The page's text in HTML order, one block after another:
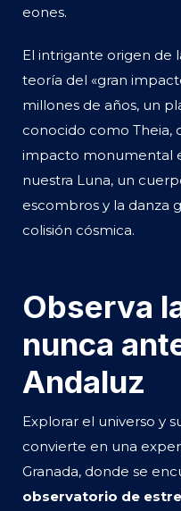
eones.
El intrigante origen de
teoría del «gran
millones de años, un
conocido como Theia,
impacto monumental
nuestra Luna, un
escombros y la danza
colisión cósmica.
Observa
nunca
Andaluz
Explorar el universo y
convierte en una
Granada, donde se
observatorio de